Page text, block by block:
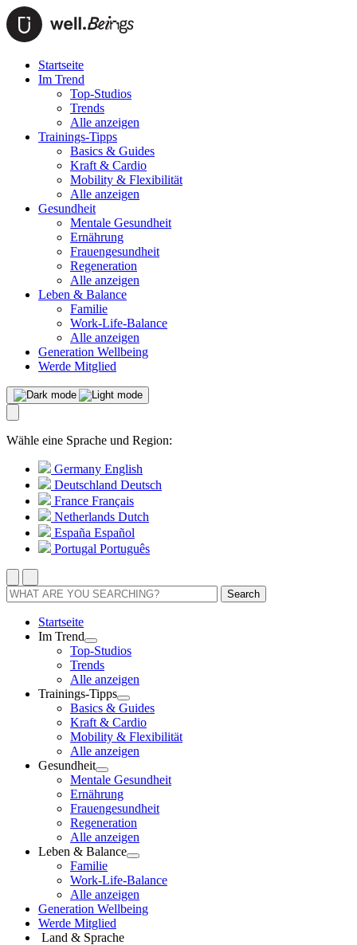
Startseite
Im Trend
Top-Studios
Trends
Alle anzeigen
Trainings-Tipps
Basics & Guides
Kraft & Cardio
Mobility & Flexibilität
Alle anzeigen
Gesundheit
Mentale Gesundheit
Ernährung
Frauengesundheit
Regeneration
Alle anzeigen
Leben & Balance
Familie
Work-Life-Balance
Alle anzeigen
Generation Wellbeing
Werde Mitglied
Wähle eine Sprache und Region:
Germany English
Deutschland Deutsch
France Français
Netherlands Dutch
España Español
Portugal Português
Search
Startseite
Im Trend
Top-Studios
Trends
Alle anzeigen
Trainings-Tipps
Basics & Guides
Kraft & Cardio
Mobility & Flexibilität
Alle anzeigen
Gesundheit
Mentale Gesundheit
Ernährung
Frauengesundheit
Regeneration
Alle anzeigen
Leben & Balance
Familie
Work-Life-Balance
Alle anzeigen
Generation Wellbeing
Werde Mitglied
Land & Sprache